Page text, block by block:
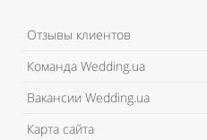
Отзывы клиентов
Команда Wedding.ua
Вакансии Wedding.ua
Карта сайта